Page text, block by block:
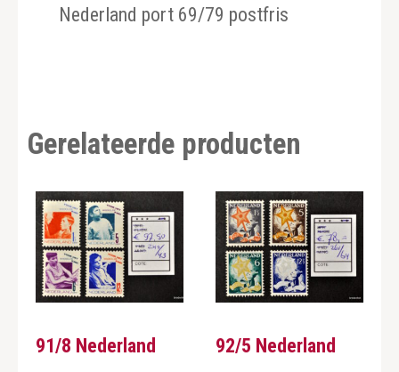
Nederland port 69/79 postfris
Gerelateerde producten
91/8 Nederland
92/5 Nederland